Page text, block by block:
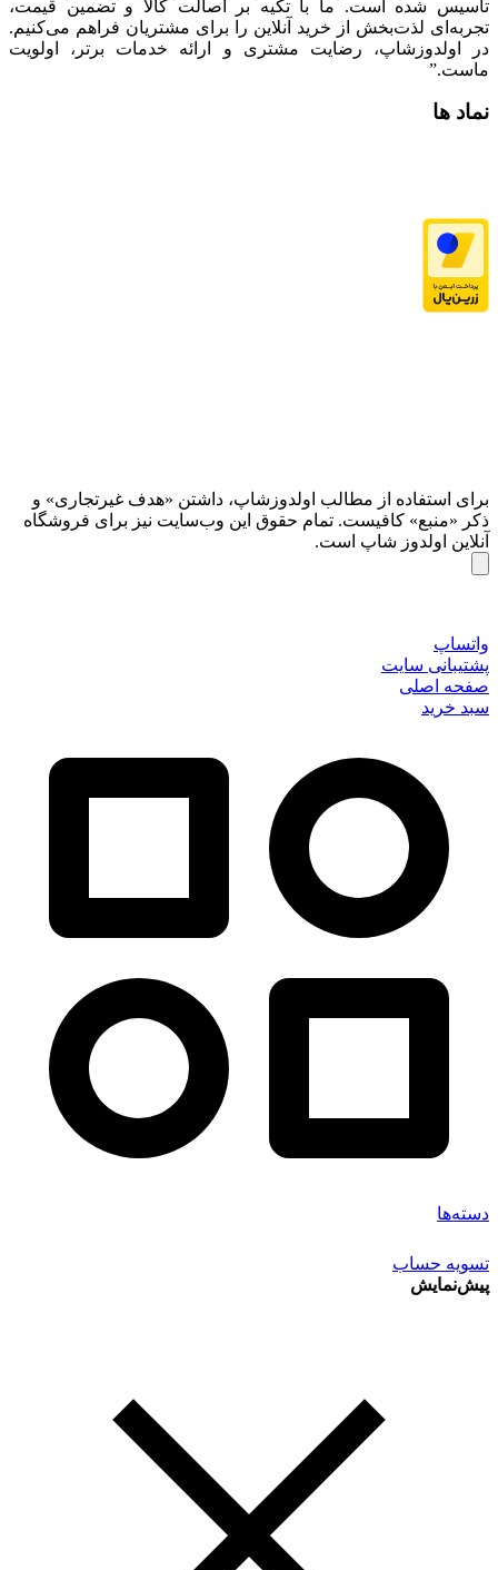
تأسیس شده است. ما با تکیه بر اصالت کالا و تضمین قیمت،
تجربه‌ای لذت‌بخش از خرید آنلاین را برای مشتریان فراهم می‌کنیم.
در اولدوزشاپ، رضایت مشتری و ارائه خدمات برتر، اولویت
ماست.”
نماد ها
برای استفاده از مطالب اولدوزشاپ، داشتن «هدف غیرتجاری» و
ذکر «منبع» کافیست. تمام حقوق اين وب‌سايت نیز برای فروشگاه
آنلاین اولدوز شاپ است.
واتساپ
پشتیبانی سایت
صفحه اصلی
سبد خرید
دسته‌ها
تسویه حساب
پیش‌نمایش